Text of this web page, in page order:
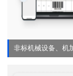
非标机械设备、机